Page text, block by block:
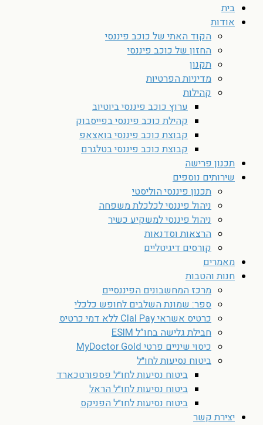
בית
אודות
הקוד האתי של כוכב פיננסי
החזון של כוכב פיננסי
תקנון
מדיניות הפרטיות
קהילות
ערוץ כוכב פיננסי ביוטיוב
קהילת כוכב פיננסי בפייסבוק
קבוצת כוכב פיננסי בואצאפ
קבוצת כוכב פיננסי בטלגרם
תכנון פרישה
שירותים נוספים
תכנון פיננסי הוליסטי
ניהול פיננסי לכלכלת משפחה
ניהול פיננסי למשקיע כשיר
הרצאות וסדנאות
קורסים דיגיטליים
מאמרים
חנות והטבות
מרכז המחשבונים הפיננסיים
ספר: שמונת השלבים לחופש כלכלי
כרטיס אשראי Clal Pay ללא דמי כרטיס
חבילת גלישה בחו”ל ESIM
כיסוי שיניים פרטי MyDoctor Gold
ביטוח נסיעות לחו״ל
ביטוח נסיעות לחו״ל פספורטכארד
ביטוח נסיעות לחו״ל הראל
ביטוח נסיעות לחו״ל הפניקס
יצירת קשר